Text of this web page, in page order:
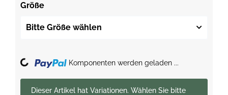
Größe
Bitte Größe wählen
xDieser Artikel hat Variationen. Wählen Sie bitte
Loading... Komponenten werden geladen ...